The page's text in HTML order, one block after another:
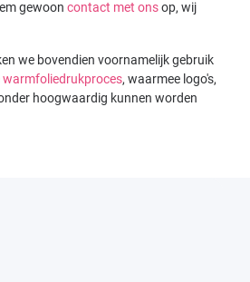
gewoon contact met onsop, wij
we bovendien voornamelijk gebruik
warmfoliedrukproces, waarmee logo's,
hoogwaardig kunnen worden